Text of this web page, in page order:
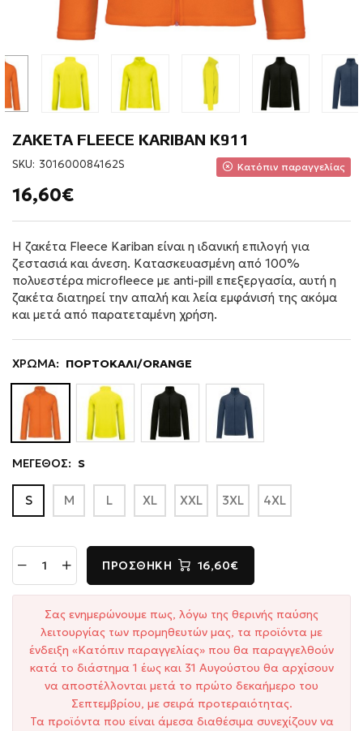
ΖΑΚΕΤΑ FLEECE KARIBAN K911
SKU: 301600084162S Κατόπιν παραγγελίας
16,60€
Η ζακέτα Fleece Kariban είναι η ιδανική επιλογή για
ζεστασιά και άνεση. Κατασκευασμένη από 100%
πολυεστέρα microfleece με anti-pill επεξεργασία, αυτή η
ζακέτα διατηρεί την απαλή και λεία εμφάνισή της ακόμα
και μετά από παρατεταμένη χρήση.
ΧΡΩΜΑ: ΠΟΡΤΟΚΑΛΙ/ORANGE
ΜΕΓΕΘΟΣ: S
S M L XL XXL 3XL 4XL
ΠΡΟΣΘΉΚΗ 16,60€
Σας ενημερώνουμε πως, λόγω της θερινής παύσης
λειτουργίας των προμηθευτών μας, τα προϊόντα με
ένδειξη «Κατόπιν παραγγελίας» που θα παραγγελθούν
κατά το διάστημα 1 έως και 31 Αυγούστου θα αρχίσουν
να αποστέλλονται μετά το πρώτο δεκαήμερο του
Σεπτεμβρίου, με σειρά προτεραιότητας.
Τα προϊόντα που είναι άμεσα διαθέσιμα συνεχίζουν να